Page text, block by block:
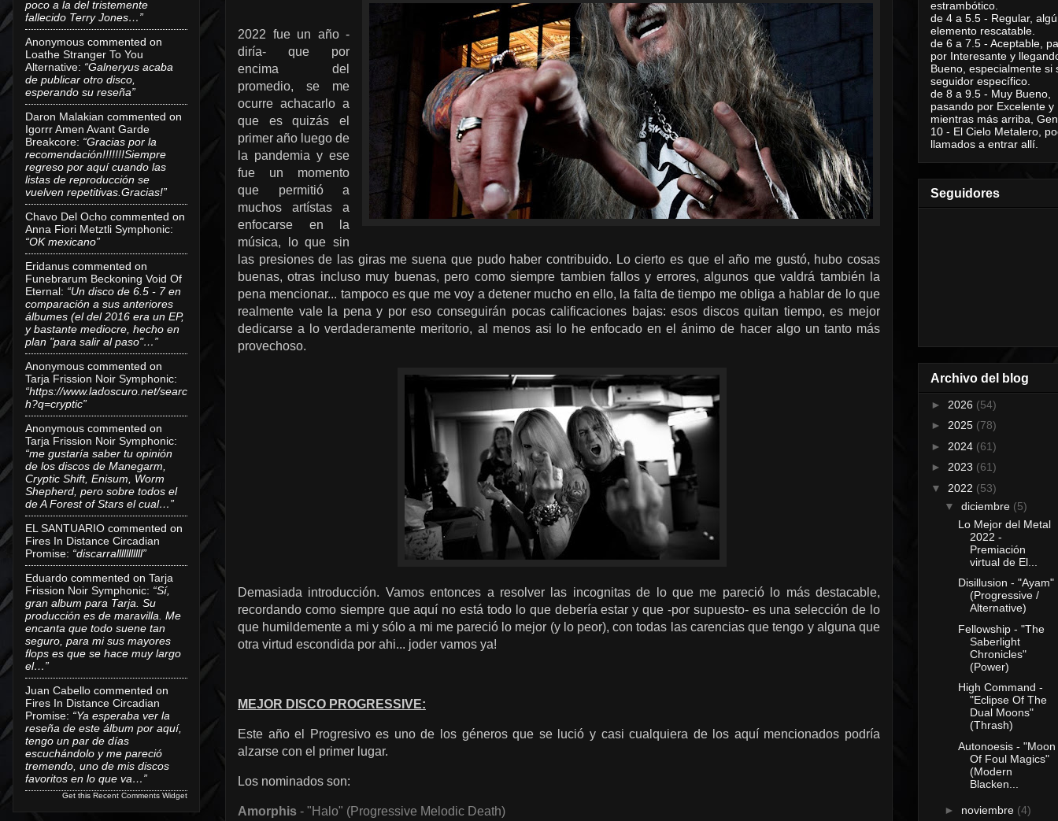
2022 fue un año -
diría- que por
encima del
promedio, se me
ocurre achacarlo a
que es quizás el
primer año luego de
la pandemia y ese
fue un momento
que permitió a
muchos artístas a
enfocarse en la
música, lo que sin
las presiones de las giras me suena que pudo haber contribuido. Lo cierto es que el año me gustó, hubo cosas
buenas, otras incluso muy buenas, pero como siempre tambien fallos y errores, algunos que valdrá también la
pena mencionar... tampoco es que me voy a detener mucho en ello, la falta de tiempo me obliga a hablar de lo que
realmente vale la pena y por eso conseguirán pocas calificaciones bajas: esos discos quitan tiempo, es mejor
dedicarse a lo verdaderamente meritorio, al menos asi lo he enfocado en el ánimo de hacer algo un tanto más
provechoso.
Demasiada introducción. Vamos entonces a resolver las incognitas de lo que me pareció lo más destacable,
recordando como siempre que aquí no está todo lo que debería estar y que -por supuesto- es una selección de lo
que humildemente a mi y sólo a mi me pareció lo mejor (y lo peor), con todas las carencias que tengo y alguna que
otra virtud escondida por ahi... joder vamos ya!
MEJOR DISCO PROGRESSIVE:
Este año el Progresivo es uno de los géneros que se lució y casi cualquiera de los aquí mencionados podría
alzarse con el primer lugar.
Los nominados son:
Amorphis - "Halo" (Progressive Melodic Death)
poco a la del tristemente
fallecido Terry Jones…”
Anonymous commented on
Loathe Stranger To You
Alternative: “Galneryus acaba
de publicar otro disco,
esperando su reseña”
Daron Malakian commented on
Igorrr Amen Avant Garde
Breakcore: “Gracias por la
recomendación!!!!!!!Siempre
regreso por aquí cuando las
listas de reproducción se
vuelven repetitivas.Gracias!”
Chavo Del Ocho commented on
Anna Fiori Metztli Symphonic:
“OK mexicano”
Eridanus commented on
Funebrarum Beckoning Void Of
Eternal: “Un disco de 6.5 - 7 en
comparación a sus anteriores
álbumes (el del 2016 era un EP,
y bastante mediocre, hecho en
plan "para salir al paso"…”
Anonymous commented on
Tarja Frission Noir Symphonic:
“https://www.ladoscuro.net/searc
h?q=cryptic”
Anonymous commented on
Tarja Frission Noir Symphonic:
“me gustaría saber tu opinión
de los discos de Manegarm,
Cryptic Shift, Enisum, Worm
Shepherd, pero sobre todos el
de A Forest of Stars el cual…”
EL SANTUARIO commented on
Fires In Distance Circadian
Promise: “discarralllllllllll”
Eduardo commented on Tarja
Frission Noir Symphonic: “Sí,
gran album para Tarja. Su
producción es de maravilla. Me
encanta que todo suene tan
seguro, para mi sus mayores
flops es que se hace muy largo
el…”
Juan Cabello commented on
Fires In Distance Circadian
Promise: “Ya esperaba ver la
reseña de este álbum por aquí,
tengo un par de días
escuchándolo y me pareció
tremendo, uno de mis discos
favoritos en lo que va…”
Get this Recent Comments Widget
estrambótico.
de 4 a 5.5 - Regular,
elemento rescatable.
de 6 a 7.5 - Aceptable,
por Interesante y
Bueno, especialmente si
seguidor específico.
de 8 a 9.5 - Muy Bueno,
pasando por Excelente y
mientras más arriba,
10 - El Cielo Metalero,
llamados a entrar allí.
Seguidores
Archivo del blog
► 2026 (54)
► 2025 (78)
► 2024 (61)
► 2023 (61)
▼ 2022 (53)
▼ diciembre (5)
Lo Mejor del Metal
2022 -
Premiación
virtual de El...
Disillusion - "Ayam"
(Progressive /
Alternative)
Fellowship - "The
Saberlight
Chronicles"
(Power)
High Command -
"Eclipse Of The
Dual Moons"
(Thrash)
Autonoesis - "Moon
Of Foul Magics"
(Modern
Blacken...
► noviembre (4)